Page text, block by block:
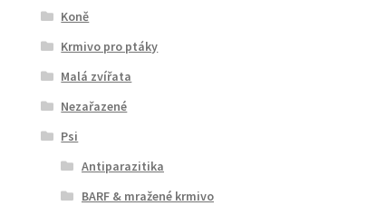
Koně
Krmivo pro ptáky
Malá zvířata
Nezařazené
Psi
Antiparazitika
BARF & mražené krmivo